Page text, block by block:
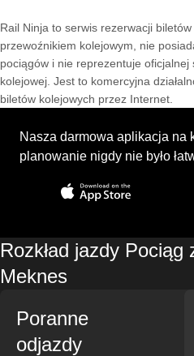
Rail Ninja to serwis rezerwacji
przewoźnikiem kolejowym, nie
pociągów i nie reprezentuje
kolejowej. Jest to komercyjna
biletów kolejowych przez Internet.
Nasza darmowa aplikacja
planowanie nigdy nie było
Rozkład jazdy
Meknes
Poranne
odjazdy